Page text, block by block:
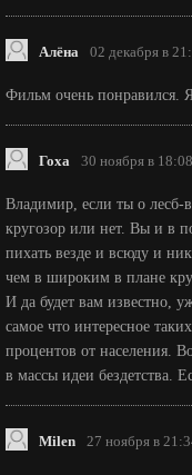
Алёна 02 декабря в
Фильм очень понравился.
Гоха 30 ноября в 18:08
Владимир, если ты о лесб-
кругозор или нет. Вы и в
пихать везде и всюду и
чем в широким в плане
И да будет вам известно,
самое что интересное
процентов от населения.
в массы идеи бездетства.
Milen 27 ноября в